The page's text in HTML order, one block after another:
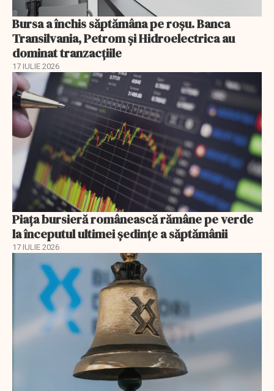
Bursa a închis săptămâna pe roșu. Banca
Transilvania, Petrom și Hidroelectrica au
dominat tranzacțiile
17 IULIE 2026
Piața bursieră românească rămâne pe verde
la începutul ultimei ședințe a săptămânii
17 IULIE 2026